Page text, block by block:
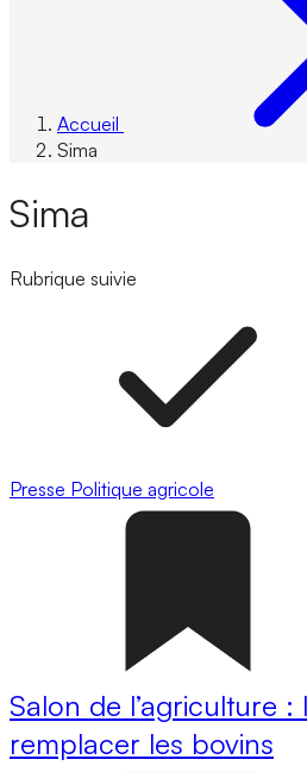
Accueil
Sima
Sima
Rubrique suivie
Presse Politique agricole
Salon de l’agriculture
remplacer les bovins